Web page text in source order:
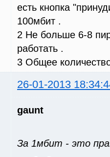
есть кнопка
100мбит .
2 Не больше 6-8
работать .
3 Общее
26-01-2013
gaunt
За 1мбит - это